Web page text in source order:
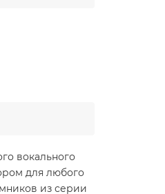
вокального
для любого
из серии